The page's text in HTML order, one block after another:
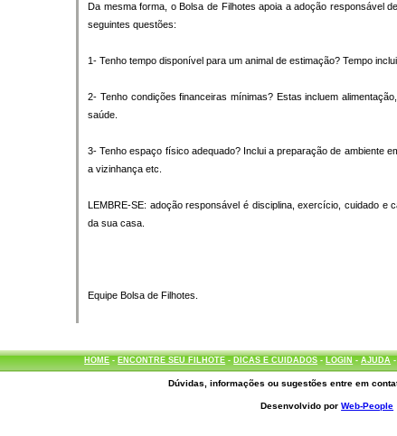
Da mesma forma, o Bolsa de Filhotes apoia a adoção responsável
seguintes questões:
1- Tenho tempo disponível para um animal de estimação? Tempo
2- Tenho condições financeiras mínimas? Estas incluem
saúde.
3- Tenho espaço físico adequado? Inclui a preparação de ambiente
a vizinhança etc.
LEMBRE-SE: adoção responsável é disciplina, exercício, cuidado
da sua casa.
Equipe Bolsa de Filhotes.
HOME- ENCONTRE SEU FILHOTE- DICAS E CUIDADOS- LOGIN-AJUDA
Dúvidas, informações ou sugestões entre em
Desenvolvido porWeb-People